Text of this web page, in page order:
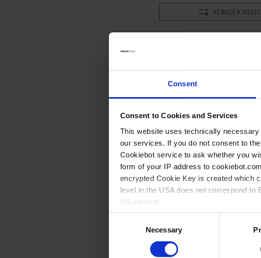
Consent
Consent to Cookies and Services
This website uses technically
our services. If you do not consent to
Cookiebot service to ask whether you
form of your IP address to
encrypted Cookie Key is created which
level in the USA does not correspond
US servers.
For more information on cookies and
Necessary
Endvakuum 1.5 mbar
Saugvermögen 3.4 m